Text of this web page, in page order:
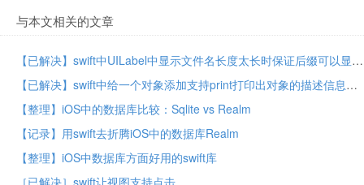
与本文相关的文章
【已解决】swift中UILabel中显示文件名长度太长时保证后缀可以显示
【已解决】swift中给一个对象添加支持print打印出对象的描述信息
【整理】iOS中的数据库比较：Sqlite vs Realm
【记录】用swift去折腾iOS中的数据库Realm
【整理】iOS中数据库方面好用的swift库
［已解决］swift让视图支持点击